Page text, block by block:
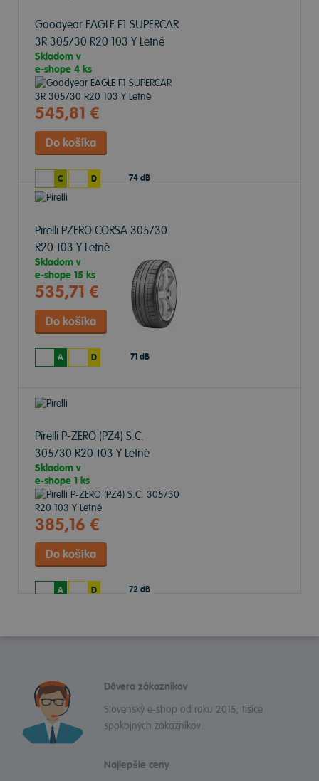
Goodyear EAGLE F1 SUPERCAR
3R 305/30 R20 103 Y Letné
Skladom v
e-shope 4 ks
545,81 €
C D 74 dB
Pirelli PZERO CORSA 305/30
R20 103 Y Letné
Skladom v
e-shope 15 ks
535,71 €
A D 71 dB
Pirelli P-ZERO (PZ4) S.C.
305/30 R20 103 Y Letné
Skladom v
e-shope 1 ks
385,16 €
A D 72 dB
Dôvera zákazníkov
Slovenský e-shop od roku 2015, tisíce
spokojných zákazníkov.
Najlepšie ceny